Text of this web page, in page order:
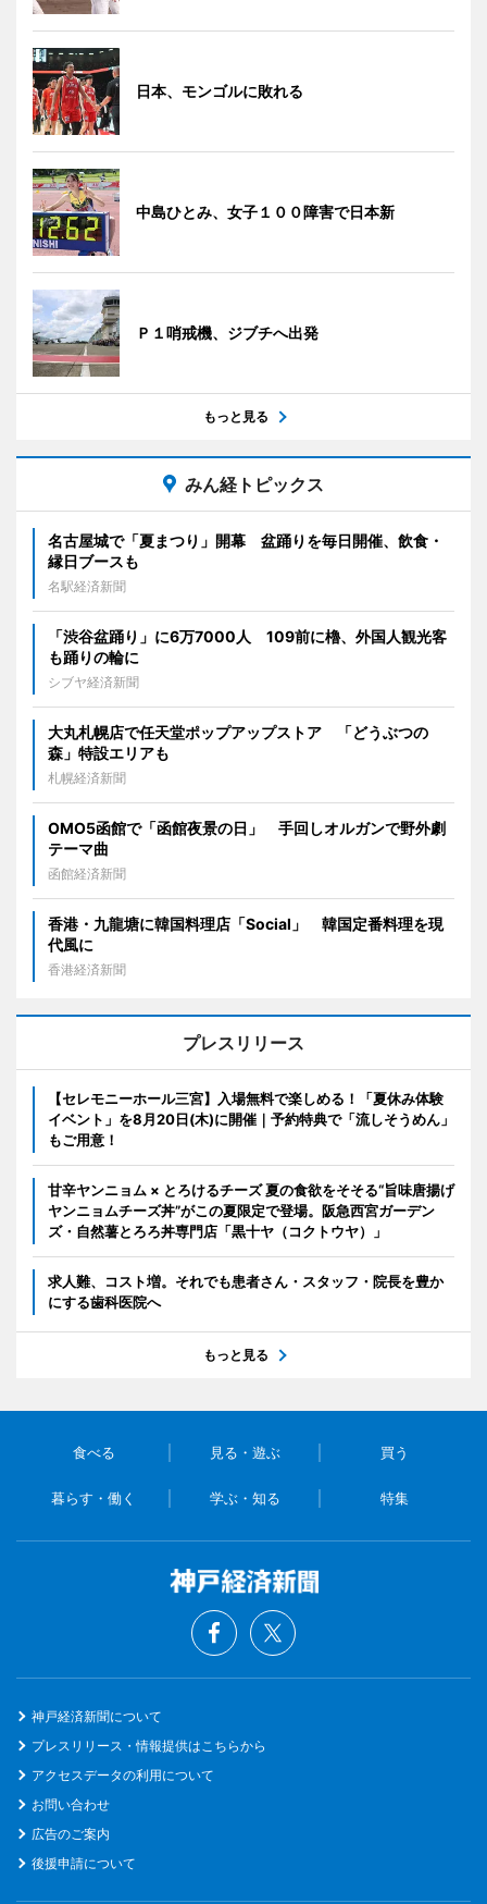
日本、モンゴルに敗れる
中島ひとみ、女子１００障害で日本新
Ｐ１哨戒機、ジブチへ出発
もっと見る
みん経トピックス
名古屋城で「夏まつり」開幕 盆踊りを毎日開催、飲食・
縁日ブースも
名駅経済新聞
「渋谷盆踊り」に6万7000人 109前に櫓、外国人観光客
も踊りの輪に
シブヤ経済新聞
大丸札幌店で任天堂ポップアップストア 「どうぶつの
森」特設エリアも
札幌経済新聞
OMO5函館で「函館夜景の日」 手回しオルガンで野外劇
テーマ曲
函館経済新聞
香港・九龍塘に韓国料理店「Social」 韓国定番料理を現
代風に
香港経済新聞
プレスリリース
【セレモニーホール三宮】入場無料で楽しめる！「夏休み体験
イベント」を8月20日(木)に開催｜予約特典で「流しそうめん」
もご用意！
甘辛ヤンニョム × とろけるチーズ 夏の食欲をそそる“旨味唐揚げ
ヤンニョムチーズ丼”がこの夏限定で登場。阪急西宮ガーデン
ズ・自然薯とろろ丼専門店「黒十ヤ（コクトウヤ）」
求人難、コスト増。それでも患者さん・スタッフ・院長を豊か
にする歯科医院へ
もっと見る
食べる 見る・遊ぶ 買う
暮らす・働く 学ぶ・知る 特集
神戸経済新聞について
プレスリリース・情報提供はこちらから
アクセスデータの利用について
お問い合わせ
広告のご案内
後援申請について